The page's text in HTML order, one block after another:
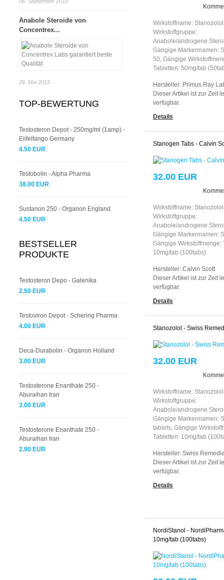
Wirkstoffname:
Wirkstoffgruppe:
Anabole/androgene
Gängige Markennamen:
50, Gängige
Tabletten: 50mg/tab
Hersteller: Primus Ray
Dieser Artikel ist zur Zeit
verfügbar.
Details
Stanogen Tabs - Calvin
32.00 EUR
Wirkstoffname:
Wirkstoffgruppe:
Anabole/androgene
Gängige Markennamen:
Gängige Wirkstoffmenge:
10mg/tab (100tabs)
Hersteller: Calvin Scott
Dieser Artikel ist zur Zeit
verfügbar.
Details
Stanozolol - Swiss
32.00 EUR
Wirkstoffname:
Wirkstoffgruppe:
Anabole/androgene
Gängige Markennamen:
tablets, Gängige
Tabletten: 10mg/tab
Hersteller: Swiss
Dieser Artikel ist zur Zeit
verfügbar.
Details
NordiStanol -
10mg/tab (100tabs)
Anabole Steroide von
Concentrex...
26. Mai 2015
TOP-BEWERTUNG
Testosteron Depot - 250mg/ml (1amp) -
Eiifelfango Germany
4.50 EUR
Testobolin - Alpha Pharma
38.00 EUR
Sustanon 250 - Organon England
4.50 EUR
BESTSELLER
PRODUKTE
Testosteron Depo - Galenika
2.50 EUR
Testoviron Depot - Schering Pharma
4.00 EUR
Deca-Durabolin - Organon Holland
3.00 EUR
Testosterone Enanthate 250 -
Aburaihan Iran
3.00 EUR
Testosterone Enanthate 250 -
Aburaihan Iran
2.90 EUR